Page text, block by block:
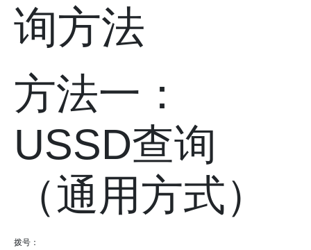
询方法
方法一：
USSD查询
（通用方式）
拨号：